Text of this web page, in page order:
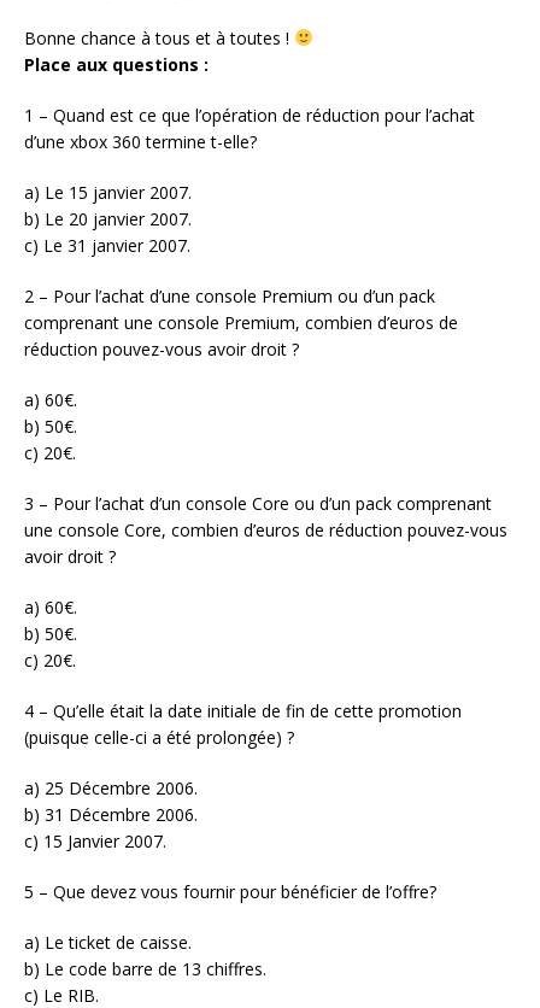
Bonne chance à tous et à toutes !
Place aux questions :
1 – Quand est ce que l’opération de réduction pour l’achat
d’une xbox 360 termine t-elle?
a) Le 15 janvier 2007.
b) Le 20 janvier 2007.
c) Le 31 janvier 2007.
2 – Pour l’achat d’une console Premium ou d’un pack
comprenant une console Premium, combien d’euros de
réduction pouvez-vous avoir droit ?
a) 60€.
b) 50€.
c) 20€.
3 – Pour l’achat d’un console Core ou d’un pack comprenant
une console Core, combien d’euros de réduction pouvez-vous
avoir droit ?
a) 60€.
b) 50€.
c) 20€.
4 – Qu’elle était la date initiale de fin de cette promotion
(puisque celle-ci a été prolongée) ?
a) 25 Décembre 2006.
b) 31 Décembre 2006.
c) 15 Janvier 2007.
5 – Que devez vous fournir pour bénéficier de l’offre?
a) Le ticket de caisse.
b) Le code barre de 13 chiffres.
c) Le RIB.